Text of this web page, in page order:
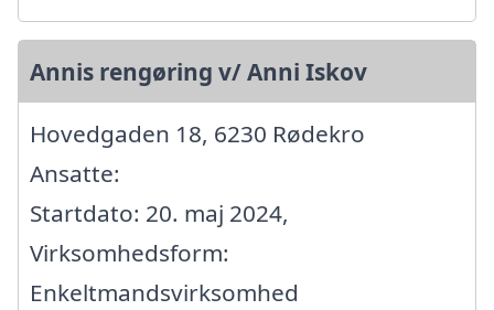
Annis rengøring v/ Anni Iskov
Hovedgaden 18, 6230 Rødekro
Ansatte:
Startdato: 20. maj 2024,
Virksomhedsform:
Enkeltmandsvirksomhed